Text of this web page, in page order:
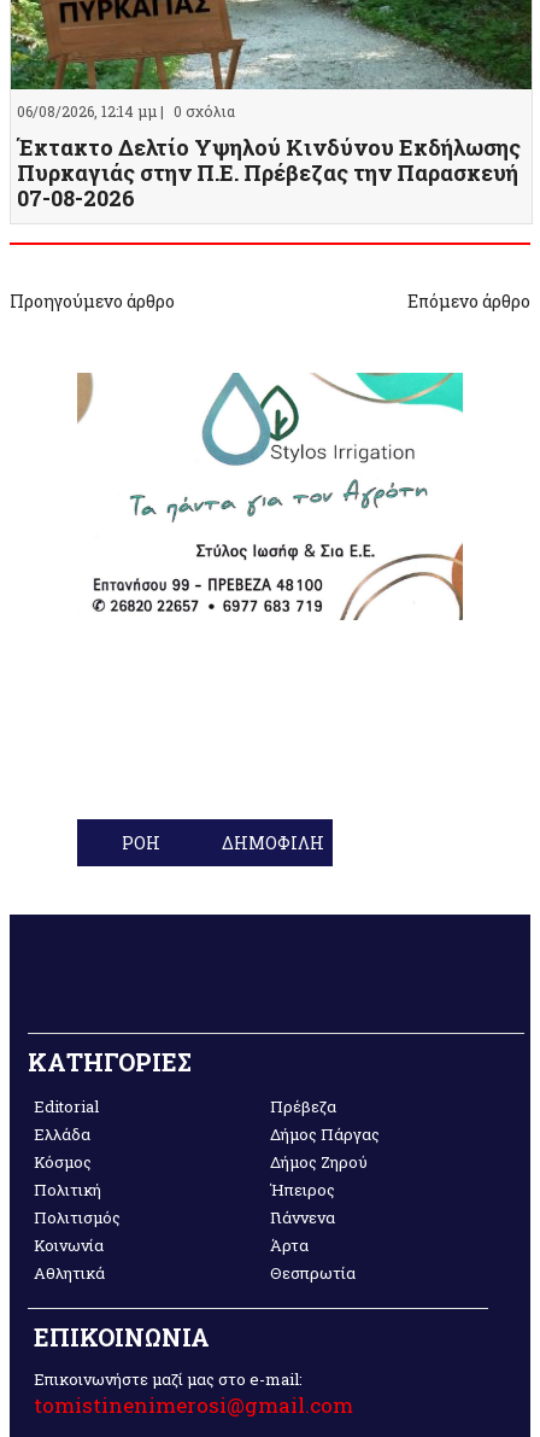
06/08/2026, 12:14 μμ | 0 σχόλια
Έκτακτο Δελτίο Υψηλού Κινδύνου Εκδήλωσης
Πυρκαγιάς στην Π.Ε. Πρέβεζας την Παρασκευή
07-08-2026
Προηγούμενο άρθρο Επόμενο άρθρο
ΡΟΗ ΔΗΜΟΦΙΛΗ
ΚΑΤΗΓΟΡΙΕΣ
Editorial
Ελλάδα
Κόσμος
Πολιτική
Πολιτισμός
Κοινωνία
Αθλητικά
Πρέβεζα
Δήμος Πάργας
Δήμος Ζηρού
Ήπειρος
Γιάννενα
Άρτα
Θεσπρωτία
ΕΠΙΚΟΙΝΩΝΙΑ
Επικοινωνήστε μαζί μας στο e-mail:
tomistinenimerosi@gmail.com